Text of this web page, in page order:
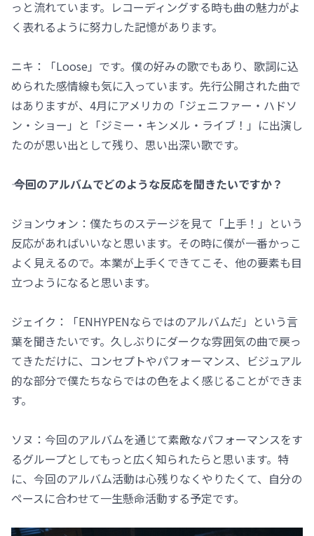
っと流れています。レコーディングする時も曲の魅力がよ
く表れるように努力した記憶があります。
ニキ：「Loose」です。僕の好みの歌でもあり、歌詞に込
められた感情線も気に入っています。先行公開された曲で
はありますが、4月にアメリカの「ジェニファー・ハドソ
ン・ショー」と「ジミー・キンメル・ライブ！」に出演し
たのが思い出として残り、思い出深い歌です。
―― 今回のアルバムでどのような反応を聞きたいですか？
ジョンウォン：僕たちのステージを見て「上手！」という
反応があればいいなと思います。その時に僕が一番かっこ
よく見えるので。本業が上手くできてこそ、他の要素も目
立つようになると思います。
ジェイク：「ENHYPENならではのアルバムだ」という言
葉を聞きたいです。久しぶりにダークな雰囲気の曲で戻っ
てきただけに、コンセプトやパフォーマンス、ビジュアル
的な部分で僕たちならではの色をよく感じることができま
す。
ソヌ：今回のアルバムを通じて素敵なパフォーマンスをす
るグループとしてもっと広く知られたらと思います。特
に、今回のアルバム活動は心残りなくやりたくて、自分の
ペースに合わせて一生懸命活動する予定です。